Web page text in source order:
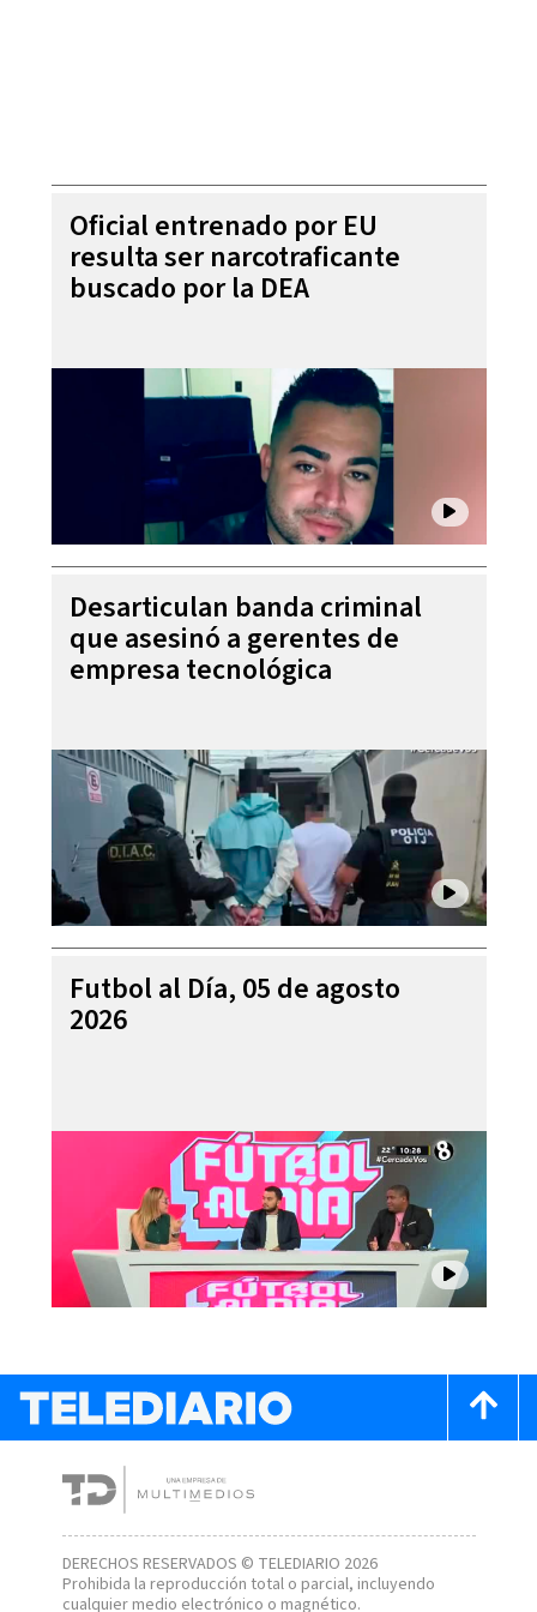
Oficial entrenado por EU
resulta ser narcotraficante
buscado por la DEA
Desarticulan banda criminal
que asesinó a gerentes de
empresa tecnológica
Futbol al Día, 05 de agosto
2026
DERECHOS RESERVADOS © TELEDIARIO 2026
Prohibida la reproducción total o parcial, incluyendo
cualquier medio electrónico o magnético.